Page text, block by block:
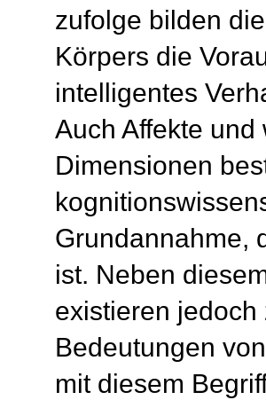
zufolge bilden
Körpers die
intelligentes
Auch Affekte
Dimensionen
Grundannahme,
ist. Neben
existieren
Bedeutungen
mit diesem